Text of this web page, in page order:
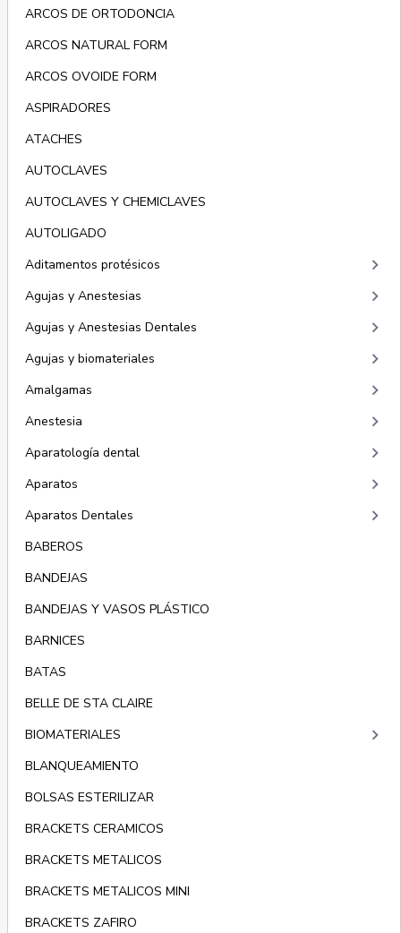
ARCOS DE ORTODONCIA
ARCOS NATURAL FORM
ARCOS OVOIDE FORM
ASPIRADORES
ATACHES
AUTOCLAVES
AUTOCLAVES Y CHEMICLAVES
AUTOLIGADO
Aditamentos protésicos
keyboard_arrow_right
Agujas y Anestesias keyboard_arrow_right
Agujas y Anestesias Dentales keyboard_arrow_right
Agujas y biomateriales keyboard_arrow_right
Amalgamas keyboard_arrow_right
Anestesia keyboard_arrow_right
Aparatología dental keyboard_arrow_right
Aparatos keyboard_arrow_right
Aparatos Dentales keyboard_arrow_right
BABEROS
BANDEJAS
BANDEJAS Y VASOS PLÁSTICO
BARNICES
BATAS
BELLE DE STA CLAIRE
BIOMATERIALES
keyboard_arrow_right
BLANQUEAMIENTO
BOLSAS ESTERILIZAR
BRACKETS CERAMICOS
BRACKETS METALICOS
BRACKETS METALICOS MINI
BRACKETS ZAFIRO